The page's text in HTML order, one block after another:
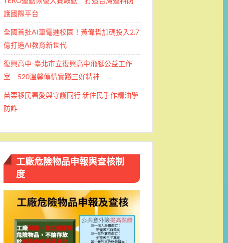
護國際平台
全國首批AI筆電進校園！黃偉哲加碼投入2.7
億打造AI教育新世代
復興高中-臺北市立復興高中飛艇公益工作
室 520溫馨傳情實踐三好精神
苗栗移民署愛與守護同行 新住民手作精油學
防詐
工廠危險物品申報與查核制
度